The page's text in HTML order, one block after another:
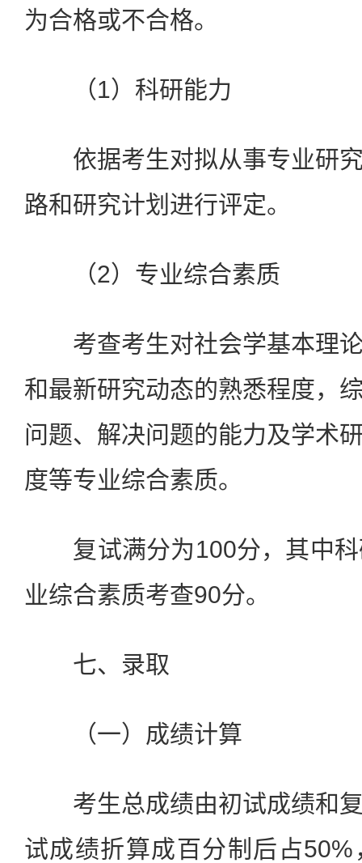
为合格或不合格。
（1）科研能力
依据考生对拟从事专业研究
路和研究计划进行评定。
（2）专业综合素质
考查考生对社会学基本理论
和最新研究动态的熟悉程度，
问题、解决问题的能力及学术
度等专业综合素质。
复试满分为100分，其中科
业综合素质考查90分。
七、录取
（一）成绩计算
考生总成绩由初试成绩和复
试成绩折算成百分制后占